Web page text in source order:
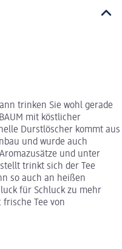
trinken Sie wohl gerade
mit köstlicher
Durstlöscher kommt aus
und wurde auch
und unter
trinkt sich der Tee
so auch an heißen
für Schluck zu mehr
Tee von